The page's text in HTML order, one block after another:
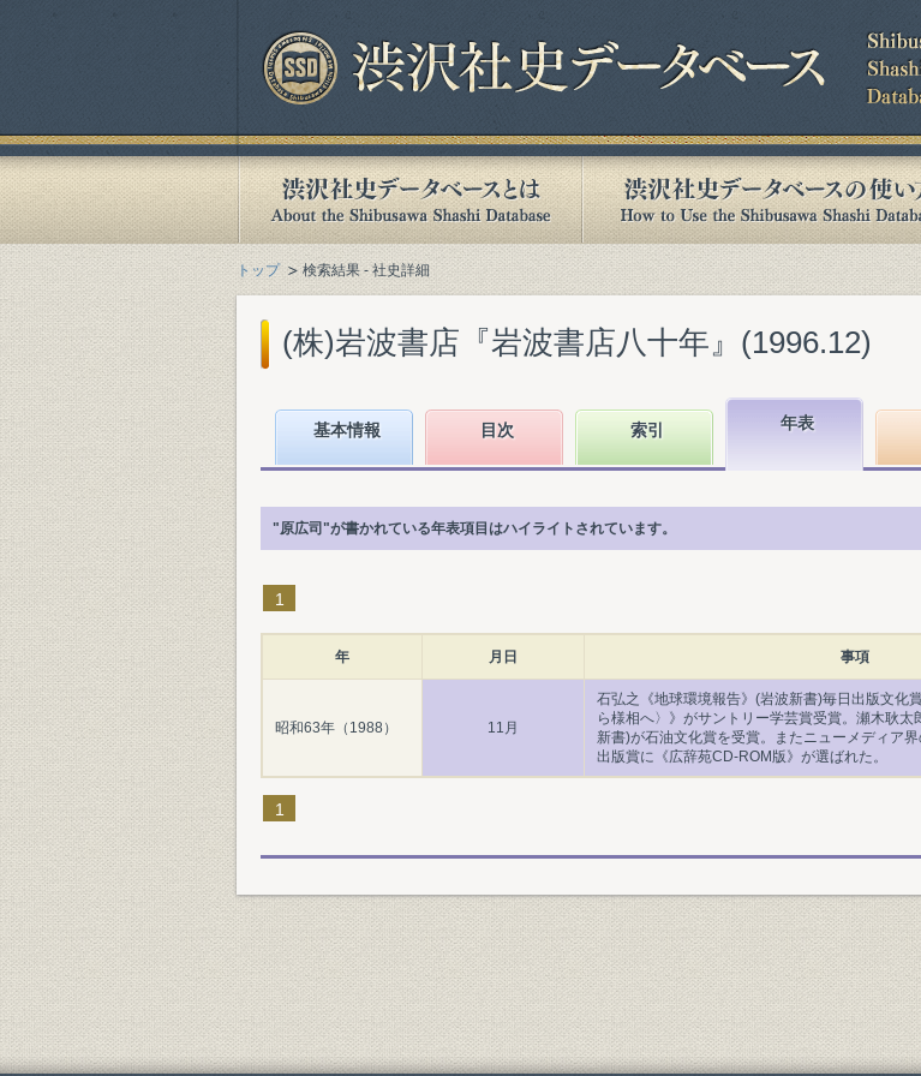
トップ 検索結果 - 社史詳細
(株)岩波書店『岩波書店八十年』(1996.12)
基本情報 目次 索引 年表
"原広司"が書かれている年表項目はハイライトされています。
1
年 月日 事項
昭和63年（1988） 11月
石弘之《地球環境報告》(岩波新書)毎日出版文化
ら様相へ〉》がサントリー学芸賞受賞。瀬木耿太
新書)が石油文化賞を受賞。またニューメディア
出版賞に《広辞苑CD-ROM版》が選ばれた。
1